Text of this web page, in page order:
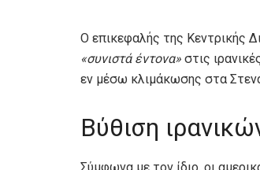
Ο επικεφαλής της Κεντρικής
«συνιστά έντονα» στις
εν μέσω κλιμάκωσης στα
Βύθιση
Σύμφωνα με τον ίδιο, οι